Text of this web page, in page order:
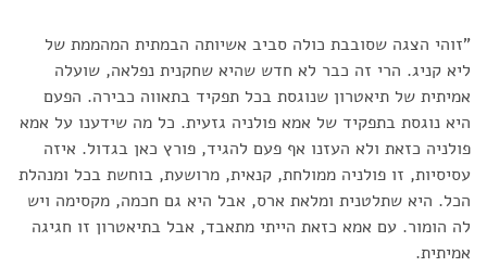
"זוהי הצגה שסובבת כולה סביב אשיותה הבמתית המהממת של
ליא קניג. הרי זה כבר לא חדש שהיא שחקנית נפלאה, שועלה
אמיתית של תיאטרון שנוגסת בכל תפקיד בתאווה כבירה. הפעם
היא נוגסת בתפקיד של אמא פולניה גזעית. כל מה שידענו על אמא
פולניה כזאת ולא העזנו אף פעם להגיד, פורץ כאן בגדול. איזה
עסיסיות, זו פולניה ממולחת, קנאית, מרושעת, בוחשת בכל ומנהלת
הכל. היא שתלטנית ומלאת ארס, אבל היא גם חכמה, מקסימה ויש
לה הומור. עם אמא כזאת הייתי מתאבד, אבל בתיאטרון זו חגיגה
אמיתית.